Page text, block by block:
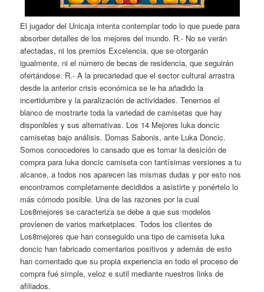
El jugador del Unicaja intenta contemplar todo lo que puede para
absorber detalles de los mejores del mundo. R.- No se verán
afectadas, ni los premios Excelencia, que se otorgarán
igualmente, ni el número de becas de residencia, que seguirán
ofertándose. R.- A la precariedad que el sector cultural arrastra
desde la anterior crisis económica se le ha añadido la
incertidumbre y la paralización de actividades. Tenemos el
blanco de mostrarte toda la variedad de camisetas que hay
disponibles y sus alternativas. Los 14 Mejores luka doncic
camisetas bajo análisis. Domas Sabonis, ante Luka Doncic.
Somos conocedores lo cansado que es tomar la desición de
compra para luka doncic camiseta con tantísimas versiones a tu
alcance, a todos nos aparecen las mismas dudas y por esto nos
encontramos completamente decididos a asistirte y ponértelo lo
más cómodo posible. Una de las razones por la cual
Los8mejores se caracteriza se debe a que sus modelos
provienen de varios marketplaces. Todos los clientes de
Los8mejores que han conseguido una tipo de camiseta luka
doncic han fabricado comentarios positivos y además de esto
han comentado que su propia experiencia en todo el proceso de
compra fué simple, veloz e sutil mediante nuestros links de
afiliados.